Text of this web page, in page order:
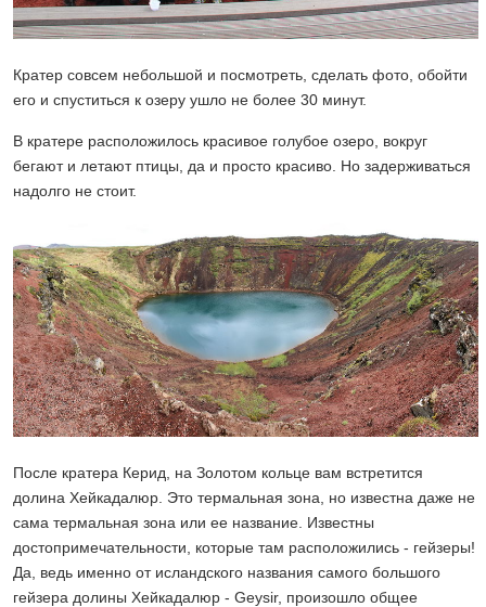
Кратер совсем небольшой и посмотреть, сделать фото, обойти
его и спуститься к озеру ушло не более 30 минут.
В кратере расположилось красивое голубое озеро, вокруг
бегают и летают птицы, да и просто красиво. Но задерживаться
надолго не стоит.
После кратера Керид, на Золотом кольце вам встретится
долина Хейкадалюр. Это термальная зона, но известна даже не
сама термальная зона или ее название. Известны
достопримечательности, которые там расположились - гейзеры!
Да, ведь именно от исландского названия самого большого
гейзера долины Хейкадалюр - Geysir, произошло общее